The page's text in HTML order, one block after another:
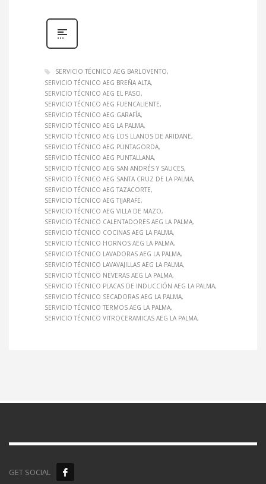
SERVICIO TÉCNICO AEG BARLOVENTO
SERVICIO TÉCNICO AEG BREÑA ALTA
SERVICIO TÉCNICO AEG EL PASO
SERVICIO TÉCNICO AEG FUENCALIENTE
SERVICIO TÉCNICO AEG GARAFÍA
SERVICIO TÉCNICO AEG LA PALMA
SERVICIO TÉCNICO AEG LOS LLANOS DE ARIDANE
SERVICIO TÉCNICO AEG PUNTAGORDA
SERVICIO TÉCNICO AEG PUNTALLANA
SERVICIO TÉCNICO AEG SAN ANDRÉS Y SAUCES
SERVICIO TÉCNICO AEG SANTA CRUZ DE LA PALMA
SERVICIO TÉCNICO AEG TAZACORTE
SERVICIO TÉCNICO AEG TIJARAFE
SERVICIO TÉCNICO AEG VILLA DE MAZO
SERVICIO TÉCNICO CALENTADORES AEG LA PALMA
SERVICIO TÉCNICO COCINAS AEG LA PALMA
SERVICIO TÉCNICO HORNOS AEG LA PALMA
SERVICIO TÉCNICO LAVADORAS AEG LA PALMA
SERVICIO TÉCNICO LAVAVAJILLAS AEG LA PALMA
SERVICIO TÉCNICO NEVERAS AEG LA PALMA
SERVICIO TÉCNICO PLACAS DE INDUCCIÓN AEG LA PALMA
SERVICIO TÉCNICO SECADORAS AEG LA PALMA
SERVICIO TÉCNICO TERMOS AEG LA PALMA
SERVICIO TÉCNICO VITROCERAMICAS AEG LA PALMA
GET SOCIAL